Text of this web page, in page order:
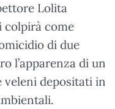
Lolita
colpirà come
di due
l’apparenza di un
veleni depositati in